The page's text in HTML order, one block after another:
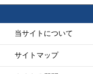
当サイトについて
サイトマップ